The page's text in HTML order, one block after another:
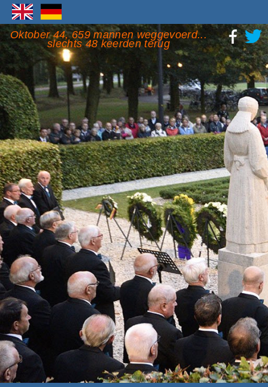
Oktober 44, 659 mannen weggevoerd...
slechts 48 keerden terug